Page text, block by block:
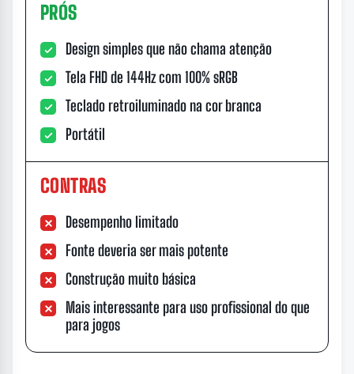
PRÓS
Design simples que não chama atenção
Tela FHD de 144Hz com 100% sRGB
Teclado retroiluminado na cor branca
Portátil
CONTRAS
Desempenho limitado
Fonte deveria ser mais potente
Construção muito básica
Mais interessante para uso profissional do que
para jogos